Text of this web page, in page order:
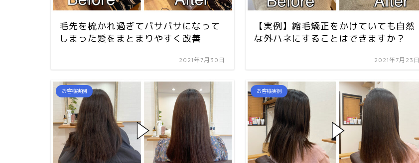
毛先を梳かれ過ぎてパサパサになって
しまった髪をまとまりやすく改善
2021年7月30日
【実例】縮毛矯正をかけていても自然
な外ハネにすることはできますか？
2021年7月23日
お客様実例 お客様実例